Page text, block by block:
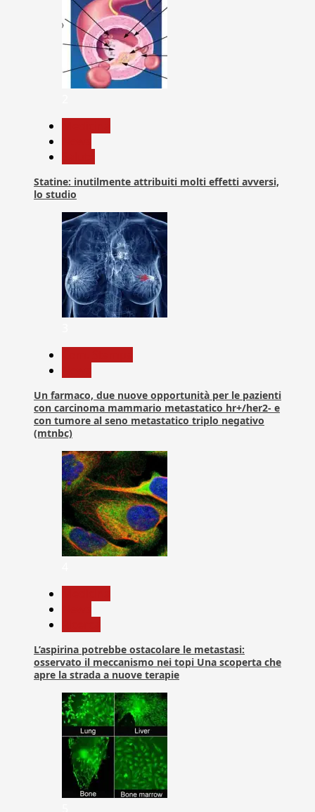
Statine: inutilmente attribuiti molti effetti avversi,
lo studio
Un farmaco, due nuove opportunità per le pazienti
con carcinoma mammario metastatico hr+/her2- e
con tumore al seno metastatico triplo negativo
(mtnbc)
L’aspirina potrebbe ostacolare le metastasi:
osservato il meccanismo nei topi Una scoperta che
apre la strada a nuove terapie